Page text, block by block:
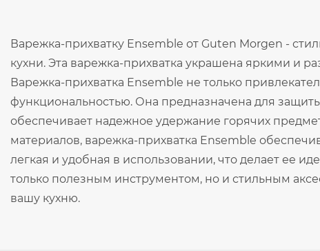
Варежка-прихватку Ensemble от Guten Morgen -
кухни. Эта варежка-прихватка украшена яркими и
Варежка-прихватка Ensemble не только
функциональностью. Она предназначена для
обеспечивает надежное удержание горячих
материалов, варежка-прихватка Ensemble
легкая и удобная в использовании, что делает ее
только полезным инструментом, но и стильным
вашу кухню.